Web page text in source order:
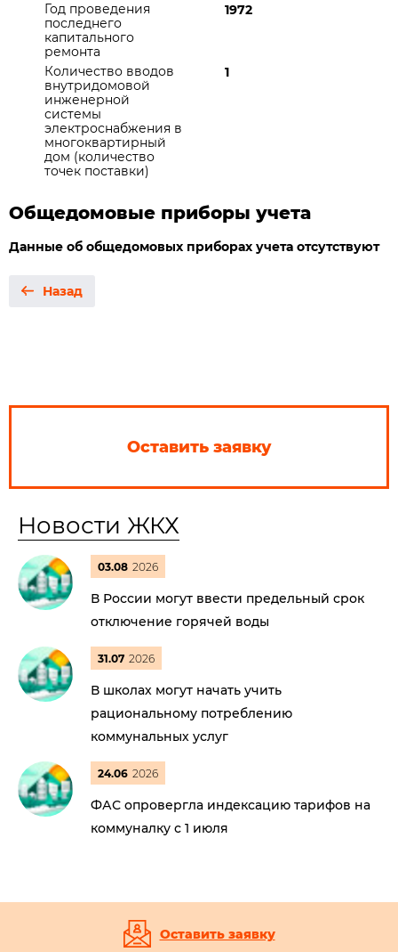
Год проведения
последнего
капитального
ремонта
1972
Количество вводов
внутридомовой
инженерной
системы
электроснабжения в
многоквартирный
дом (количество
точек поставки)
1
Общедомовые приборы учета
Данные об общедомовых приборах учета отсутствуют
Назад
Оставить заявку
Новости ЖКХ
03.08 2026
В России могут ввести предельный срок
отключение горячей воды
31.07 2026
В школах могут начать учить
рациональному потреблению
коммунальных услуг
24.06 2026
ФАС опровергла индексацию тарифов на
коммуналку с 1 июля
Оставить заявку